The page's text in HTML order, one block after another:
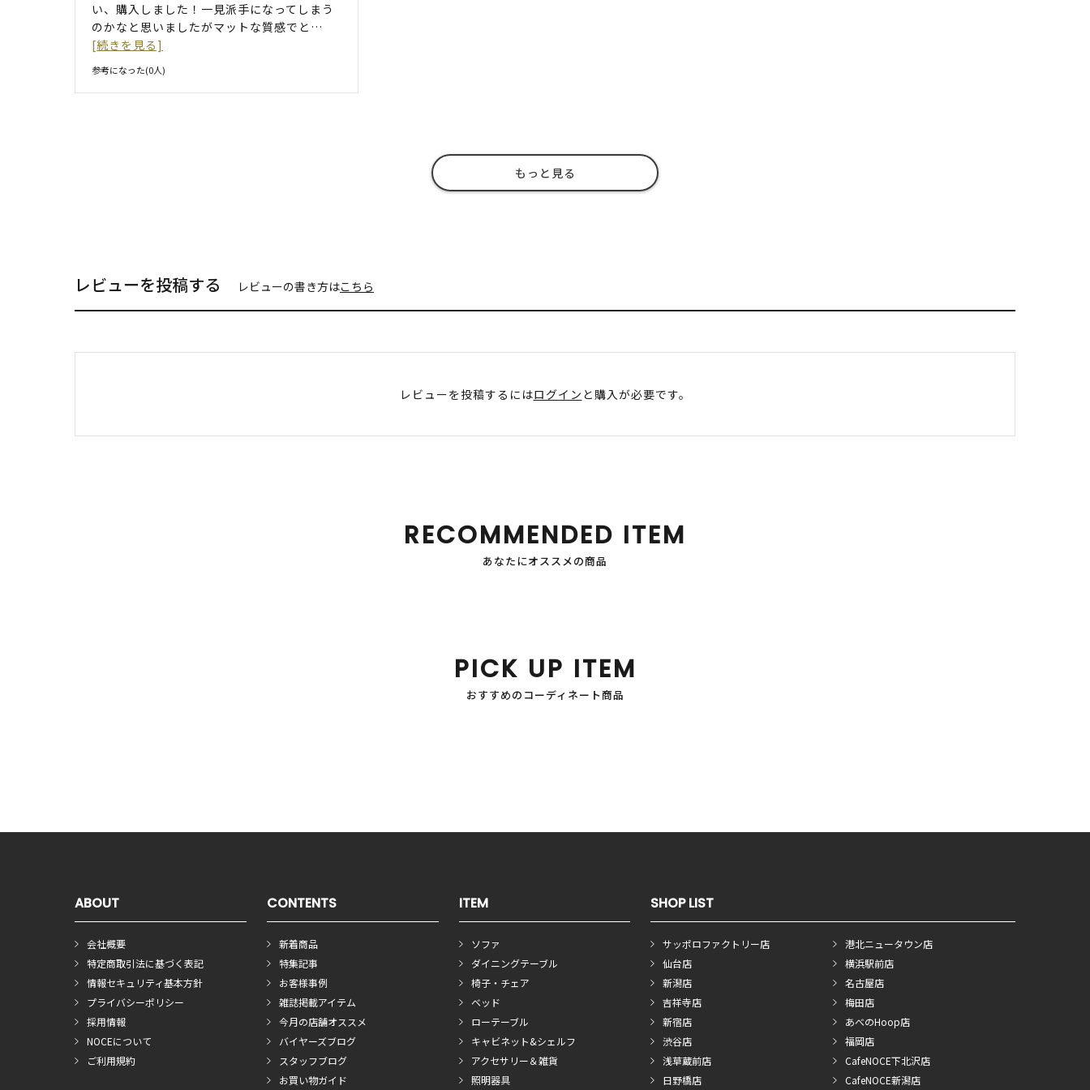
い、購入しました！一見派手になってしまう
のかなと思いましたがマットな質感でと …
[続きを見る]
参考になった(0人)
もっと見る
レビューを投稿する レビューの書き方はこちら
レビューを投稿するにはログイン と購入が必要です。
RECOMMENDED ITEM
あなたにオススメの商品
PICK UP ITEM
おすすめのコーディネート商品
ABOUT
会社概要
特定商取引法に基づく表記
情報セキュリティ基本方針
プライバシーポリシー
採用情報
NOCEについて
ご利用規約
CONTENTS
新着商品
特集記事
お客様事例
雑誌掲載アイテム
今月の店舗オススメ
バイヤーズブログ
スタッフブログ
お買い物ガイド
ITEM
ソファ
ダイニングテーブル
椅子・チェア
ベッド
ローテーブル
キャビネット&シェルフ
アクセサリー＆雑貨
照明器具
SHOP LIST
サッポロファクトリー店
仙台店
新潟店
吉祥寺店
新宿店
渋谷店
浅草蔵前店
日野橋店
港北ニュータウン店
横浜駅前店
名古屋店
梅田店
あべのHoop店
福岡店
CafeNOCE下北沢店
CafeNOCE新潟店